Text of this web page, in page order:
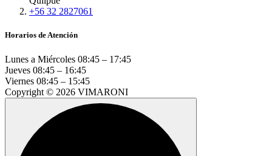
+56 32 2827061
Horarios de Atención
Lunes a Miércoles 08:45 – 17:45
Jueves 08:45 – 16:45
Viernes 08:45 – 15:45
Copyright © 2026 VIMARONI